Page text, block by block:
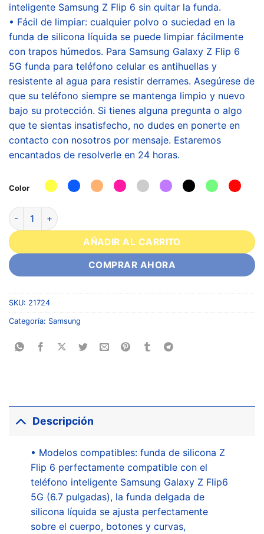
inteligente Samsung Z Flip 6 sin quitar la funda.
• Fácil de limpiar: cualquier polvo o suciedad en la
funda de silicona líquida se puede limpiar fácilmente
con trapos húmedos. Para Samsung Galaxy Z Flip 6
5G funda para teléfono celular es antihuellas y
resistente al agua para resistir derrames. Asegúrese de
que su teléfono siempre se mantenga limpio y nuevo
bajo su protección. Si tienes alguna pregunta o algo
que te sientas insatisfecho, no dudes en ponerte en
contacto con nosotros por mensaje. Estaremos
encantados de resolverle en 24 horas.
Color
AÑADIR AL CARRITO
COMPRAR AHORA
SKU: 21724
Categoría: Samsung
Descripción
• Modelos compatibles: funda de silicona Z
Flip 6 perfectamente compatible con el
teléfono inteligente Samsung Galaxy Z Flip6
5G (6.7 pulgadas), la funda delgada de
silicona líquida se ajusta perfectamente
sobre el cuerpo, botones y curvas,